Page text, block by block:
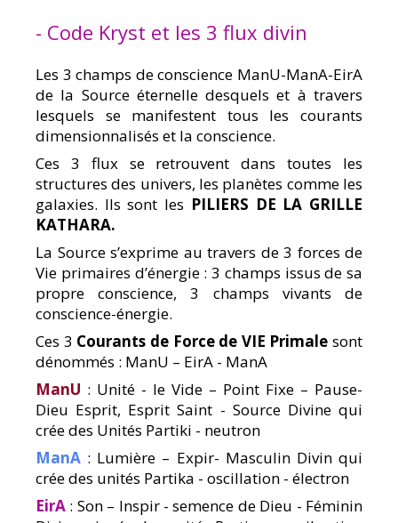
- Code Kryst et les 3 flux divin
Les 3 champs de conscience ManU-ManA-EirA
de la Source éternelle desquels et à travers
lesquels se manifestent tous les courants
dimensionnalisés et la conscience.
Ces 3 flux se retrouvent dans toutes les
structures des univers, les planètes comme les
galaxies. Ils sont les PILIERS DE LA GRILLE
KATHARA.
La Source s’exprime au travers de 3 forces de
Vie primaires d’énergie : 3 champs issus de sa
propre conscience, 3 champs vivants de
conscience-énergie.
Ces 3 Courants de Force de VIE Primale sont
dénommés : ManU – EirA - ManA
ManU : Unité - le Vide – Point Fixe – Pause-
Dieu Esprit, Esprit Saint - Source Divine qui
crée des Unités Partiki - neutron
ManA : Lumière – Expir- Masculin Divin qui
crée des unités Partika - oscillation - électron
EirA : Son – Inspir - semence de Dieu - Féminin